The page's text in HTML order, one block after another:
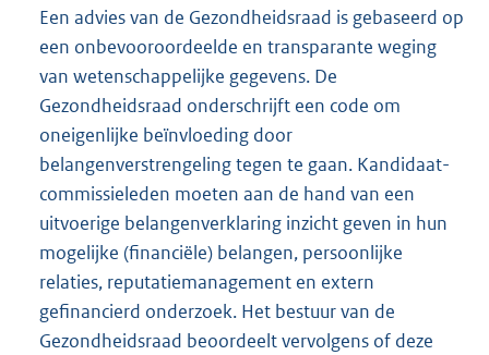
Een advies van de Gezondheidsraad is gebaseerd op
een onbevooroordeelde en transparante weging
van wetenschappelijke gegevens. De
Gezondheidsraad onderschrijft een code om
oneigenlijke beïnvloeding door
belangenverstrengeling tegen te gaan. Kandidaat-
commissieleden moeten aan de hand van een
uitvoerige belangenverklaring inzicht geven in hun
mogelijke (financiële) belangen, persoonlijke
relaties, reputatiemanagement en extern
gefinancierd onderzoek. Het bestuur van de
Gezondheidsraad beoordeelt vervolgens of deze